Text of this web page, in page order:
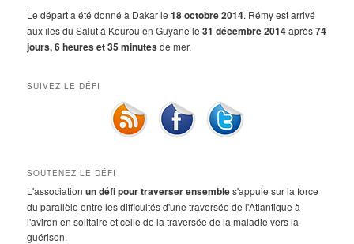
Le départ a été donné à Dakar le18 octobre 2014. Rémy est arrivé
aux îles du Salut à Kourou en Guyane le31 décembre 2014après74
jours, 6 heures et 35 minutesde mer.
SUIVEZ LE DÉFI
SOUTENEZ LE DÉFI
L'associationun défi pour traverser ensembles'appuie sur la force
du parallèle entre les difficultés d'une traversée de l'Atlantique à
l'aviron en solitaire et celle de la traversée de la maladie vers la
guérison.